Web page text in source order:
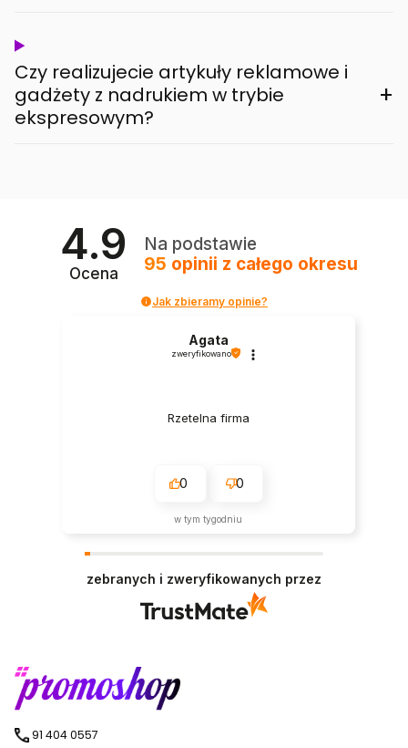
Czy realizujecie artykuły reklamowe i
gadżety z nadrukiem w trybie
ekspresowym?
+
4.9
Ocena
Na podstawie
95 opinii z całego okresu
Jak zbieramy opinie?
Agata
zweryfikowano
Rzetelna firma
0 0
w tym tygodniu
zebranych i zweryfikowanych przez
91 404 0557